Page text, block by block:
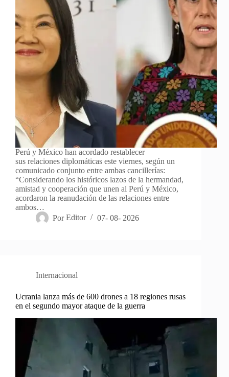
Perú y México han acordado restablecer
sus relaciones diplomáticas este viernes, según un
comunicado conjunto entre ambas cancillerías:
“Considerando los históricos lazos de la hermandad,
amistad y cooperación que unen al Perú y México,
acordaron la reanudación de las relaciones entre
ambos…
Por Editor 07- 08- 2026
Internacional
Ucrania lanza más de 600 drones a 18 regiones rusas
en el segundo mayor ataque de la guerra